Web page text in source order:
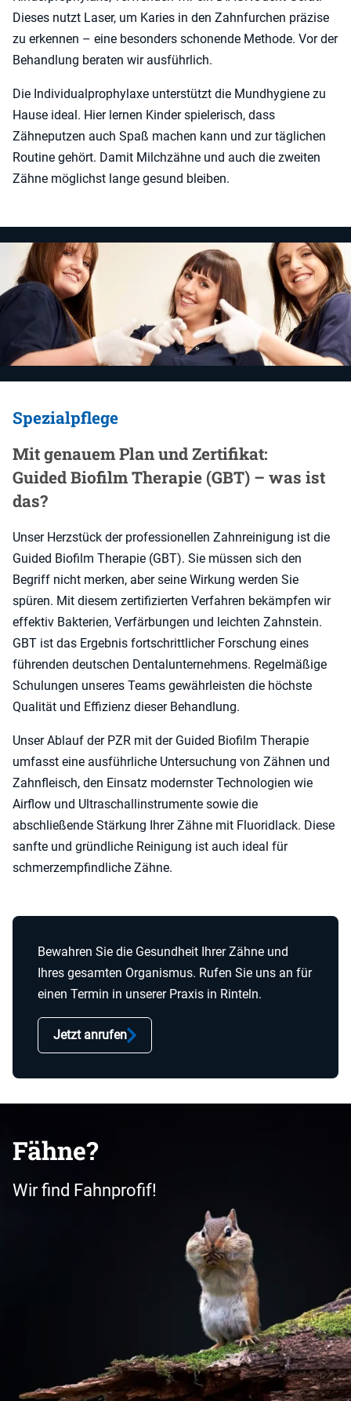
Dieses nutzt Laser, um Karies in den Zahnfurchen präzise
zu erkennen – eine besonders schonende Methode. Vor der
Behandlung beraten wir ausführlich.
Die Indi­vi­du­al­pro­phy­la­xe unterstützt die Mundhygiene zu
Hause ideal. Hier lernen Kin­der spielerisch, dass
Zähneputzen auch Spaß machen kann und zur täg­li­chen
Rou­ti­ne gehört. Damit Milchzähne und auch die zweiten
Zähne möglichst lange gesund bleiben.
Spezialpflege
Mit genauem Plan und Zertifikat:
Guided Biofilm Therapie (GBT) – was ist
das?
Unser Herzstück der professionellen Zahnreinigung ist die
Guided Biofilm Therapie (GBT). Sie müssen sich den
Begriff nicht merken, aber seine Wirkung werden Sie
spüren. Mit diesem zertifizierten Verfahren bekämpfen wir
effektiv Bakterien, Verfärbungen und leichten Zahnstein.
GBT ist das Ergebnis fortschrittlicher Forschung eines
führenden deutschen Dentalunternehmens. Regelmäßige
Schulungen unseres Teams gewährleisten die höchste
Qualität und Effizienz dieser Behandlung.
Unser Ablauf der PZR mit der Guided Biofilm Therapie
umfasst eine ausführliche Untersuchung von Zähnen und
Zahnfleisch, den Einsatz modernster Technologien wie
Airflow und Ultraschallinstrumente sowie die
abschließende Stärkung Ihrer Zähne mit Fluoridlack. Diese
sanfte und gründliche Reinigung ist auch ideal für
schmerzempfindliche Zähne.
Bewahren Sie die Gesundheit Ihrer Zähne und
Ihres gesamten Organismus. Rufen Sie uns an für
einen Termin in unserer Praxis in Rinteln.
Jetzt anrufen
Fähne?
Wir find Fahnprofif!